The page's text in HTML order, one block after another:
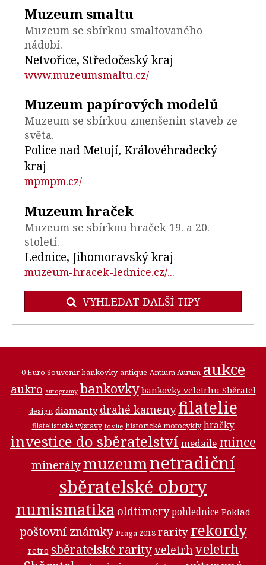
Muzeum smaltu
Muzeum se sbírkou smaltovaného
nádobí.
Netvořice, Středočeský kraj
www.muzeumsmaltu.cz/
Muzeum papírových modelů
Muzeum se sbírkou zmenšenin staveb ze
světa.
Police nad Metují, Královéhradecký
kraj
mpmpm.cz/
Muzeum hraček
Muzeum se sbírkou hraček 19. a 20.
století.
Lednice, Jihomoravský kraj
muzeum-hracek-lednice.cz/...
VYHLEDAT DALŠÍ TIPY
0 Euro Souvenir bankovky antique Antium Aurum aukce
aukro autogramy bankovky bankovky veletrhu Sběratel
design diamanty drahé kamenyfilatelie
filatelistické výstavy fosilie historické motocykly hračky
investice do sběratelství medaile mince
minerálymuzeumnetradiční
sběratelské obory
numismatika oldtimery pohlednice Poklad
poštovní známky Praga 2018 rarity rekordy
retro sběratelské rarityveletrhveletrh